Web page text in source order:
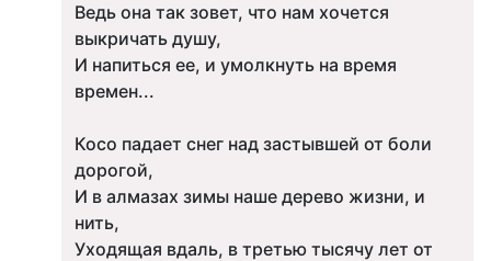
Ведь она так зовет, что нам хочется
выкричать душу,
И напиться ее, и умолкнуть на время
времен...
Косо падает снег над застывшей от боли
дорогой,
И в алмазах зимы наше дерево жизни, и
нить,
Уходящая вдаль, в третью тысячу лет от